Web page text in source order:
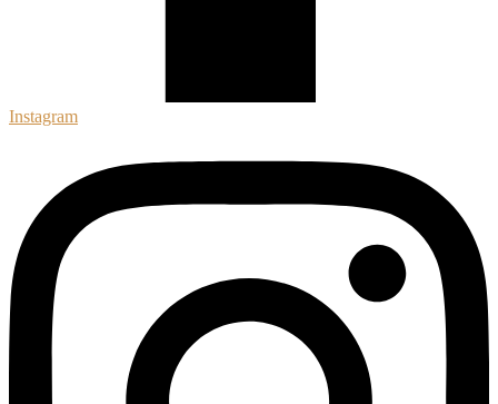
Instagram